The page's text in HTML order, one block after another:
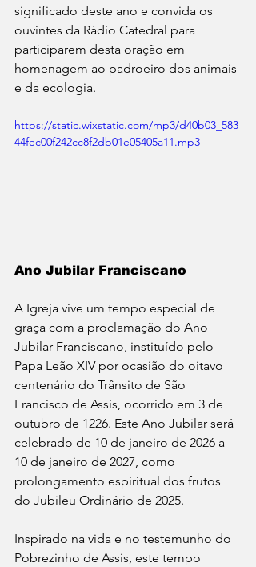
significado deste ano e convida os
ouvintes da Rádio Catedral para
participarem desta oração em
homenagem ao padroeiro dos animais
e da ecologia.
https://static.wixstatic.com/mp3/d40b03_583
44fec00f242cc8f2db01e05405a11.mp3
Ano Jubilar Franciscano
A Igreja vive um tempo especial de
graça com a proclamação do Ano
Jubilar Franciscano, instituído pelo
Papa Leão XIV por ocasião do oitavo
centenário do Trânsito de São
Francisco de Assis, ocorrido em 3 de
outubro de 1226. Este Ano Jubilar será
celebrado de 10 de janeiro de 2026 a
10 de janeiro de 2027, como
prolongamento espiritual dos frutos
do Jubileu Ordinário de 2025.
Inspirado na vida e no testemunho do
Pobrezinho de Assis, este tempo